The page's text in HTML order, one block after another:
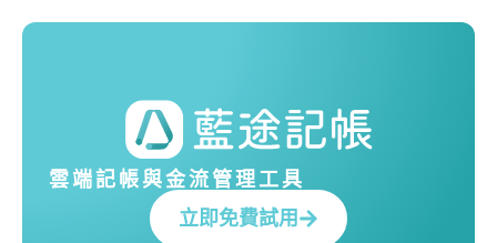
雲端記帳與金流管理工具
立即免費試用